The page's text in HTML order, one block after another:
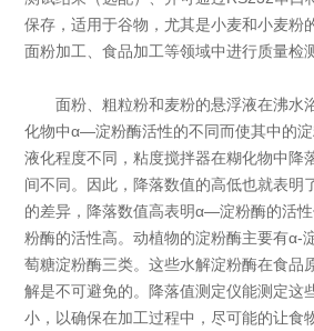
保存，适用于谷物，尤其是小麦和小麦粉
面粉加工、食品加工等领域中进行质量检
面粉、粗粒粉和麦粉的悬浮液在沸水
化物中α—淀粉酶活性的不同而使其中的淀
液化程度不同，粘度搅拌器在糊化物中降
间不同。因此，降落数值的高低也就表
的差异，降落数值高表明α—淀粉酶的活
粉酶的活性高。动植物的淀粉酶主要有α-
萄糖淀粉酶三类。这些水解淀粉酶在食品
解是不可避免的。降落值测定仪能测定这
小，以确保在加工过程中，尽可能的让食